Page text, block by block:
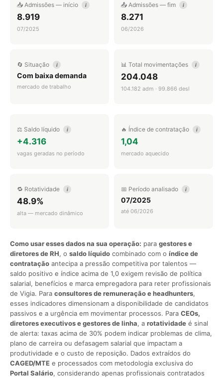
📥 Admissões — início i
8.919
07/2025
📤 Admissões — fim i
8.271
06/2026
🔄 Situação i
Com baixa demanda
mercado de trabalho
📊 Total movimentações i
204.048
104.182 adm · 99.866 desl
⚖️ Saldo líquido i
+4.316
vagas geradas no período
🔥 Índice de contratação i
1,04
mercado aquecido
🔁 Rotatividade i
48.9%
alta — mercado dinâmico
📅 Período analisado i
07/2025
até 06/2026
Como usar esses dados na sua operação: para gestores e
diretores de RH, o saldo líquido combinado com o índice de
contratação antecipa a pressão competitiva por talentos —
saldo positivo e índice acima de 1,0 exigem revisão de política
salarial, benefícios e marca empregadora para reter profissionais
de Vigia. Para consultores de remuneração e headhunters,
esses indicadores dimensionam a disponibilidade de candidatos
passivos e a urgência em movimentar processos. Para CEOs,
diretores executivos e gestores de linha, a rotatividade é sinal
de alerta: taxas acima de 30% podem indicar problemas de clima,
plano de carreira ou defasagem salarial que impactam a
produtividade e o custo de reposição. Dados extraídos do
CAGED/MTE e processados com metodologia exclusiva do
Portal Salário, considerando apenas profissionais contratados